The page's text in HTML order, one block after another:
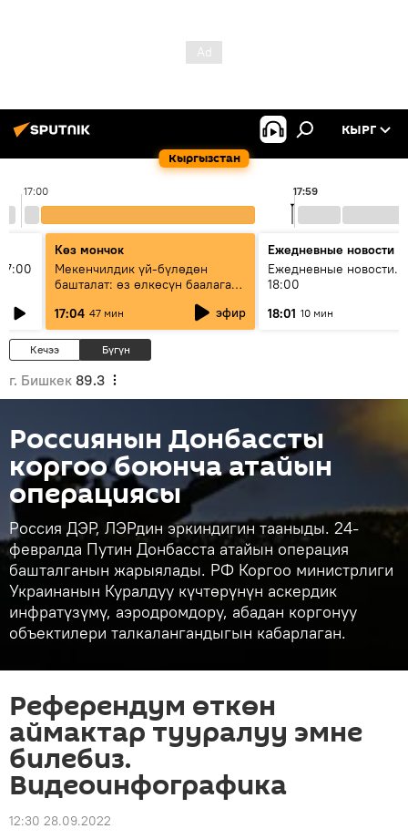
Кыргызстан
КЫРГ
17:00 17:59
Көз мончок
Мекенчилдик үй-бүлөдөн
башталат: өз өлкөсүн баалаган
муунду кантип тарбиялоо
керек?
17:04 47 мин эфир
Ежедневные новости
Ежедневные новости.
18:00
18:01 10 мин
Кечээ Бүгүн
г. Бишкек 89.3
Россиянын Донбассты
коргоо боюнча атайын
операциясы
Россия ДЭР, ЛЭРдин эркиндигин тааныды. 24-
февралда Путин Донбасста атайын операция
башталганын жарыялады. РФ Коргоо министрлиги
Украинанын Куралдуу күчтөрүнүн аскердик
инфратүзүмү, аэродромдору, абадан коргонуу
объектилери талкалангандыгын кабарлаган.
Референдум өткөн
аймактар тууралуу эмне
билебиз.
Видеоинфографика
12:30 28.09.2022